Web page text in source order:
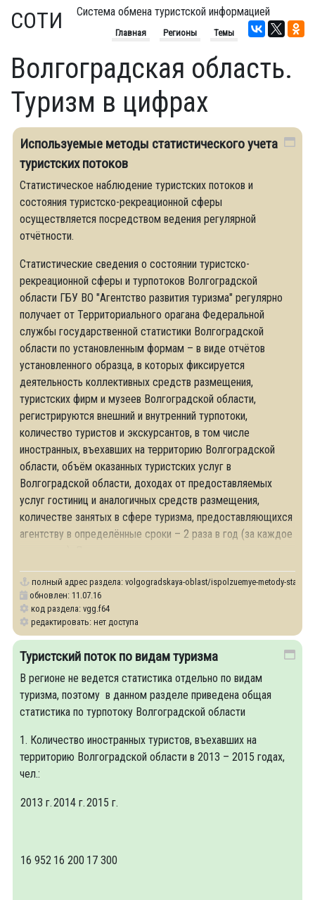
СОТИ Система обмена туристской информацией
Главная Регионы Темы
Волгоградская область.
Туризм в цифрах
Используемые методы статистического учета
туристских потоков
Статистическое наблюдение туристских потоков и
состояния туристско-рекреационной сферы
осуществляется посредством ведения регулярной
отчётности.
Статистические сведения о состоянии туристско-
рекреационной сферы и турпотоков Волгоградской
области ГБУ ВО "Агентство развития туризма" регулярно
получает от Территориального орагана Федеральной
службы государственной статистики Волгоградской
области по установленным формам – в виде отчётов
установленного образца, в которых фиксируется
деятельность коллективных средств размещения,
туристских фирм и музеев Волгоградской области,
регистрируются внешний и внутренний турпотоки,
количество туристов и экскурсантов, в том числе
иностранных, въехавших на территорию Волгоградской
области, объём оказанных туристских услуг в
Волгоградской области, доходах от предоставляемых
услуг гостиниц и аналогичных средств размещения,
количестве занятых в сфере туризма, предоставляющихся
агентству в определённые сроки – 2 раза в год (за каждое
полный адрес раздела: volgogradskaya-oblast/ispolzuemye-metody-
обновлен: 11.07.16
код раздела: vgg.f64
редактировать: нет доступа
Туристский поток по видам туризма
В регионе не ведется статистика отдельно по видам
туризма, поэтому в данном разделе приведена общая
статистика по турпотоку Волгоградской области
1. Количество иностранных туристов, въехавших на
территорию Волгоградской области в 2013 – 2015 годах,
чел.:
2013 г.2014 г.2015 г.
16 952 16 200 17 300